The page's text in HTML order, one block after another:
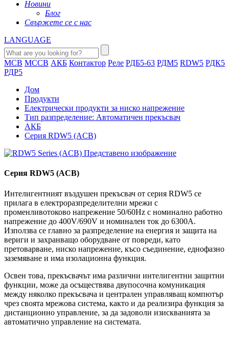
Новини
Блог
Свържете се с нас
LANGUAGE
MCB MCCB АКБ Контактор Реле РДБ5-63 РДМ5 RDW5 РДК5
РДР5
Дом
Продукти
Електрически продукти за ниско напрежение
Тип разпределение: Автоматичен прекъсвач
АКБ
Серия RDW5 (ACB)
Серия RDW5 (ACB)
Интелигентният въздушен прекъсвач от серия RDW5 се
прилага в електроразпределителни мрежи с
променливотоково напрежение 50/60Hz с номинално работно
напрежение до 400V/690V и номинален ток до 6300A.
Използва се главно за разпределение на енергия и защита на
вериги и захранващо оборудване от повреди, като
претоварване, ниско напрежение, късо съединение, еднофазно
заземяване и има изолационна функция.
Освен това, прекъсвачът има различни интелигентни защитни
функции, може да осъществява двупосочна комуникация
между няколко прекъсвача и централен управляващ компютър
чрез своята мрежова система, както и да реализира функция за
дистанционно управление, за да задоволи изискванията за
автоматично управление на системата.